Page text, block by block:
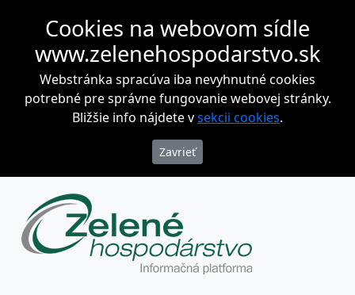
Cookies na webovom sídle
www.zelenehospodarstvo.sk
Webstránka spracúva iba nevyhnutné cookies
potrebné pre správne fungovanie webovej stránky.
Bližšie info nájdete vsekcii cookies.